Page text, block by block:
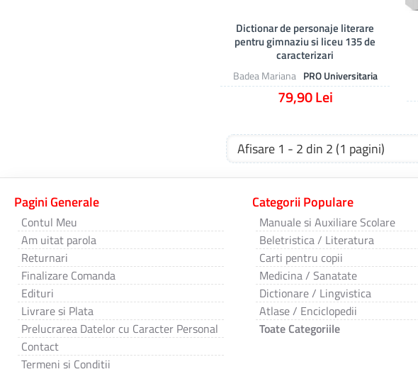
Badea Mariana PRO Universitaria
Dictionar de personaje literare
pentru gimnaziu si liceu 135 de
caracterizari
79,90 Lei
Afisare 1 - 2 din 2 (1 pagini)
Pagini Generale
Contul Meu
Am uitat parola
Returnari
Finalizare Comanda
Edituri
Livrare si Plata
Prelucrarea Datelor cu Caracter Personal
Contact
Termeni si Conditii
Categorii Populare
Manuale si Auxiliare Scolare
Beletristica / Literatura
Carti pentru copii
Medicina / Sanatate
Dictionare / Lingvistica
Atlase / Enciclopedii
Toate Categoriile